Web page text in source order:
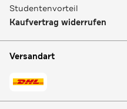
Studentenvorteil
Kaufvertrag widerrufen
Versandart